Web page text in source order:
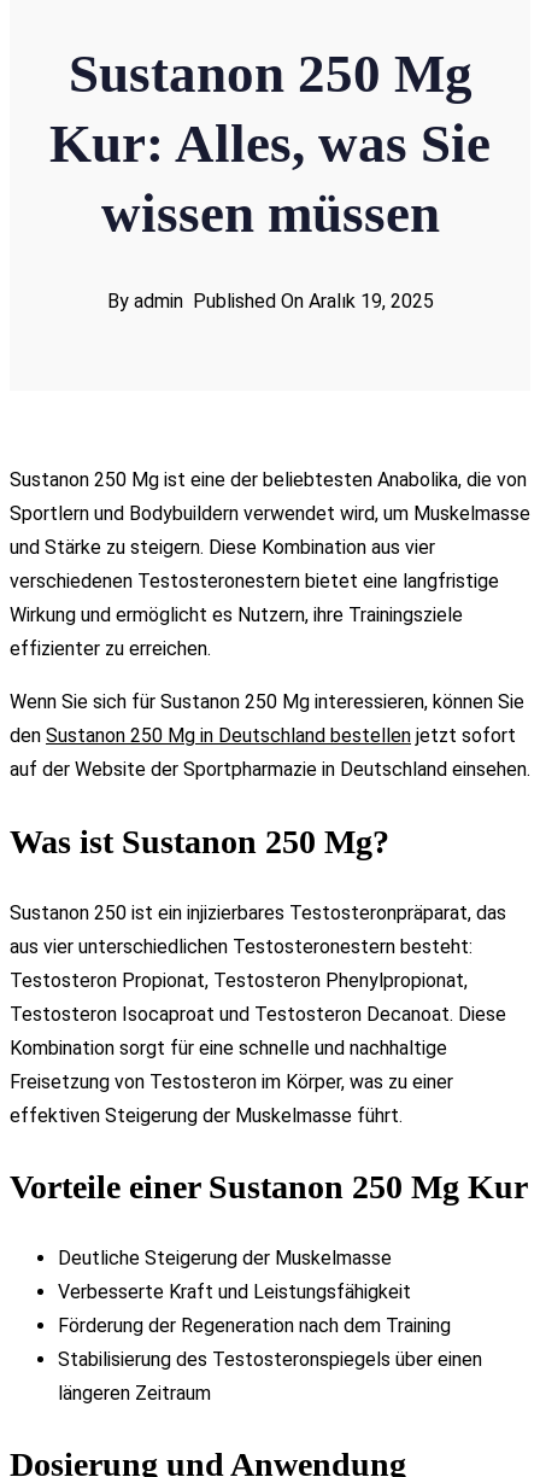
Sustanon 250 Mg
Kur: Alles, was Sie
wissen müssen
By admin Published On Aralık 19, 2025
Sustanon 250 Mg ist eine der beliebtesten Anabolika, die von
Sportlern und Bodybuildern verwendet wird, um Muskelmasse
und Stärke zu steigern. Diese Kombination aus vier
verschiedenen Testosteronestern bietet eine langfristige
Wirkung und ermöglicht es Nutzern, ihre Trainingsziele
effizienter zu erreichen.
Wenn Sie sich für Sustanon 250 Mg interessieren, können Sie
den Sustanon 250 Mg in Deutschland bestellen jetzt sofort
auf der Website der Sportpharmazie in Deutschland einsehen.
Was ist Sustanon 250 Mg?
Sustanon 250 ist ein injizierbares Testosteronpräparat, das
aus vier unterschiedlichen Testosteronestern besteht:
Testosteron Propionat, Testosteron Phenylpropionat,
Testosteron Isocaproat und Testosteron Decanoat. Diese
Kombination sorgt für eine schnelle und nachhaltige
Freisetzung von Testosteron im Körper, was zu einer
effektiven Steigerung der Muskelmasse führt.
Vorteile einer Sustanon 250 Mg Kur
Deutliche Steigerung der Muskelmasse
Verbesserte Kraft und Leistungsfähigkeit
Förderung der Regeneration nach dem Training
Stabilisierung des Testosteronspiegels über einen
längeren Zeitraum
Dosierung und Anwendung